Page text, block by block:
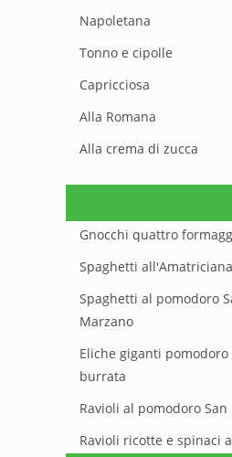
Napoletana
Tonno e cipolle
Capricciosa
Alla Romana
Alla crema di zucca
Gnocchi quattro
Spaghetti all'Amatriciana
Spaghetti al pomodoro
Marzano
Eliche giganti pomodoro
burrata
Ravioli al pomodoro
Ravioli ricotte e spinaci